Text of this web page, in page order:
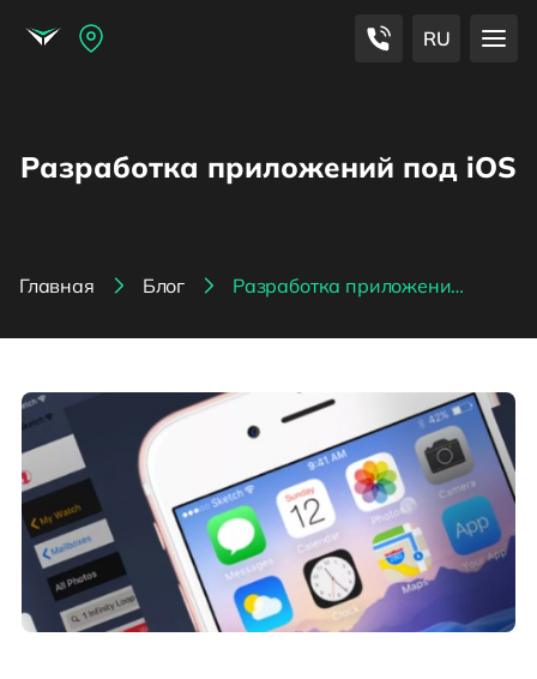
RU
Разработка приложений под iOS
Главная Блог Разработка приложений под iOS